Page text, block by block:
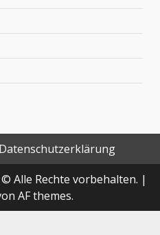
Datenschutzerklärung
Alle Rechte vorbehalten. |
AF themes.